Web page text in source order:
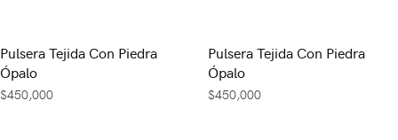
Pulsera Tejida Con Piedra
Ópalo
$450,000
Pulsera Tejida Con Piedra
Ópalo
$450,000